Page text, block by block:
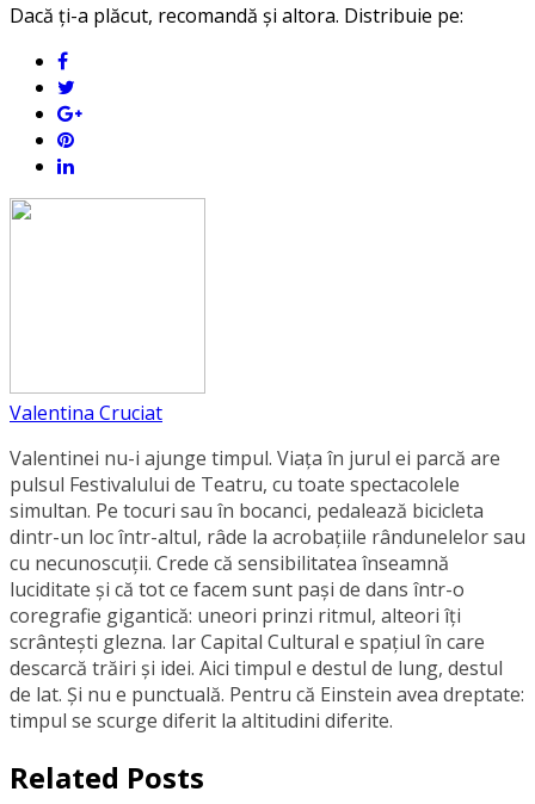
Dacă ți-a plăcut, recomandă și altora. Distribuie pe:
Valentina Cruciat
Valentinei nu-i ajunge timpul. Viața în jurul ei parcă are
pulsul Festivalului de Teatru, cu toate spectacolele
simultan. Pe tocuri sau în bocanci, pedalează bicicleta
dintr-un loc într-altul, râde la acrobațiile rândunelelor sau
cu necunoscuții. Crede că sensibilitatea înseamnă
luciditate și că tot ce facem sunt pași de dans într-o
coregrafie gigantică: uneori prinzi ritmul, alteori îți
scrântești glezna. Iar Capital Cultural e spațiul în care
descarcă trăiri și idei. Aici timpul e destul de lung, destul
de lat. Și nu e punctuală. Pentru că Einstein avea dreptate:
timpul se scurge diferit la altitudini diferite.
Related Posts